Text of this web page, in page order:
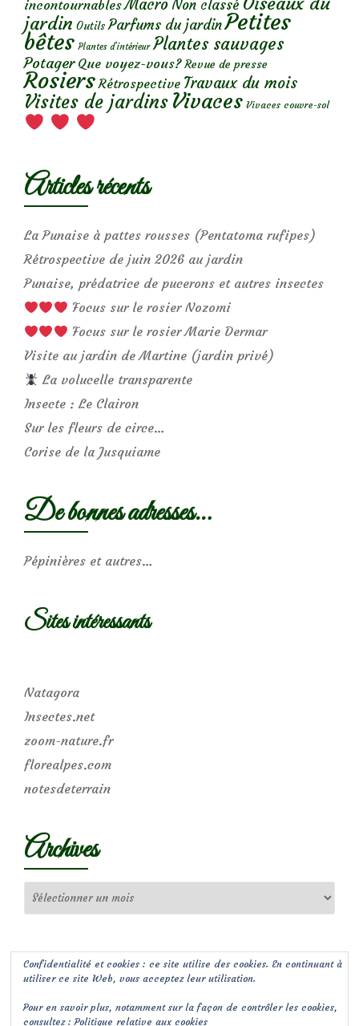
incontournables Macro Non classé
jardin Outils Parfums du jardinPetites
bêtes Plantes d’intérieur Plantes sauvages
Potager Que voyez-vous? Revue de presse
Rosiers Rétrospective Travaux du mois
Visites de jardins Vivaces Vivaces couvre-sol
Articles récents
La Punaise à pattes rousses (Pentatoma rufipes)
Rétrospective de juin 2026 au jardin
Punaise, prédatrice de pucerons et autres insectes
Focus sur le rosier Nozomi
Focus sur le rosier Marie Dermar
Visite au jardin de Martine (jardin privé)
La volucelle transparente
Insecte : Le Clairon
Sur les fleurs de circe…
Corise de la Jusquiame
De bonnes adresses…
Pépinières et autres…
Sites intéressants
Natagora
Insectes.net
zoom-nature.fr
florealpes.com
notesdeterrain
Archives
Confidentialité et cookies : ce site utilise des cookies. En continuant à
utiliser ce site Web, vous acceptez leur utilisation.
Pour en savoir plus, notamment sur la façon de contrôler les cookies,
consultez :Politique relative aux cookies